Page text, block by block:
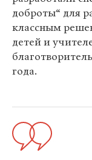
доброты“ для
классным
детей и
года.